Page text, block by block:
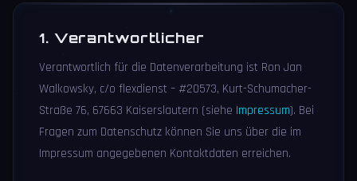
1. Verantwortlicher
Verantwortlich für die Datenverarbeitung ist Ron Jan
Walkowsky, c/o flexdienst – #20573, Kurt-Schumacher-
Straße 76, 67663 Kaiserslautern (siehe Impressum). Bei
Fragen zum Datenschutz können Sie uns über die im
Impressum angegebenen Kontaktdaten erreichen.